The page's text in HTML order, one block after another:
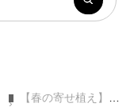
【春の寄せ植え】何年も楽しめるクリスマスローズの寄せ植え